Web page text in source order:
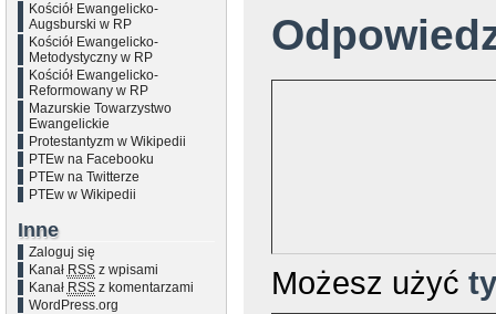
Kościół Ewangelicko-
Augsburski w RP
Kościół Ewangelicko-
Metodystyczny w RP
Kościół Ewangelicko-
Reformowany w RP
Mazurskie Towarzystwo
Ewangelickie
Protestantyzm w Wikipedii
PTEw na Facebooku
PTEw na Twitterze
PTEw w Wikipedii
Inne
Zaloguj się
Kanał RSSz wpisami
Kanał RSSz komentarzami
WordPress.org
Możesz użyć